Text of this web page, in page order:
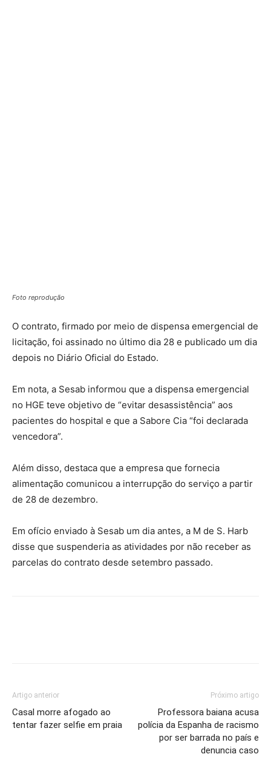
Foto reprodução
O contrato, firmado por meio de dispensa emergencial de
licitação, foi assinado no último dia 28 e publicado um dia
depois no Diário Oficial do Estado.
Em nota, a Sesab informou que a dispensa emergencial
no HGE teve objetivo de “evitar desassistência” aos
pacientes do hospital e que a Sabore Cia “foi declarada
vencedora”.
Além disso, destaca que a empresa que fornecia
alimentação comunicou a interrupção do serviço a partir
de 28 de dezembro.
Em ofício enviado à Sesab um dia antes, a M de S. Harb
disse que suspenderia as atividades por não receber as
parcelas do contrato desde setembro passado.
Artigo anterior
Casal morre afogado ao
tentar fazer selfie em praia
Próximo artigo
Professora baiana acusa
polícia da Espanha de racismo
por ser barrada no país e
denuncia caso